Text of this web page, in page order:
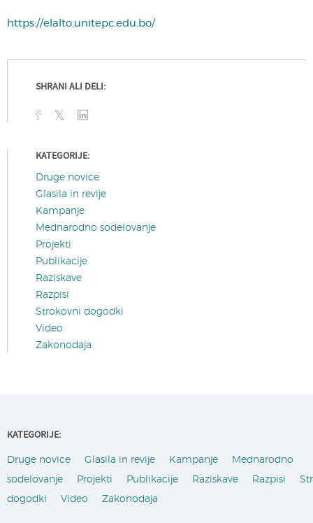
https://elalto.unitepc.edu.bo/
SHRANI ALI DELI:
KATEGORIJE:
Druge novice
Glasila in revije
Kampanje
Mednarodno sodelovanje
Projekti
Publikacije
Raziskave
Razpisi
Strokovni dogodki
Video
Zakonodaja
KATEGORIJE:
Druge novice Glasila in revije Kampanje
Mednarodno
sodelovanje
Projekti Publikacije Raziskave Razpisi
dogodki
Video Zakonodaja